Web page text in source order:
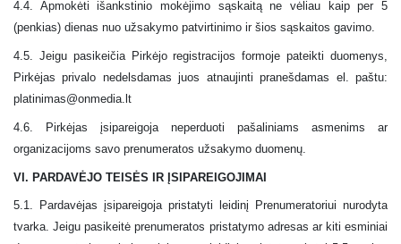
4.4. Apmokėti išankstinio mokėjimo sąskaitą ne vėliau kaip per 5
(penkias) dienas nuo užsakymo patvirtinimo ir šios sąskaitos gavimo.
4.5. Jeigu pasikeičia Pirkėjo registracijos formoje pateikti duomenys,
Pirkėjas privalo nedelsdamas juos atnaujinti pranešdamas el. paštu:
platinimas@onmedia.lt
4.6. Pirkėjas įsipareigoja neperduoti pašaliniams asmenims ar
organizacijoms savo prenumeratos užsakymo duomenų.
VI. PARDAVĖJO TEISĖS IR ĮSIPAREIGOJIMAI
5.1. Pardavėjas įsipareigoja pristatyti leidinį Prenumeratoriui nurodyta
tvarka. Jeigu pasikeitė prenumeratos pristatymo adresas ar kiti esminiai